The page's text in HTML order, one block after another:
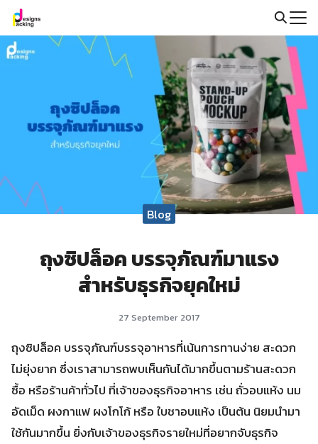
Skip
content
Search
for:
Blog
ถุงซิปล็อค บรรจุภัณฑ์มาแรง
สำหรับธุรกิจยุคใหม่
27 September 2017
ถุงซิปล็อค บรรจุภัณฑ์บรรจุอาหารที่เน้นการทานง่าย สะดวก
ไม่ยุ่งยาก ซึ่งเราสามารถพบเห็นกันได้มากขึ้นตามร้านสะดวก
ซื้อ หรือร้านค้าทั่วไป ที่เจ้าของธุรกิจอาหาร เช่น ถั่วอบแห้ง นม
อัดเม็ด ผงกาแฟ ผงโกโก้ หรือ ใบชาอบแห้ง เป็นต้น นิยมนำมา
ใช้กันมากขึ้น ยิ่งกับเจ้าของธุรกิจรายใหม่ที่อยากจับธุรกิจ